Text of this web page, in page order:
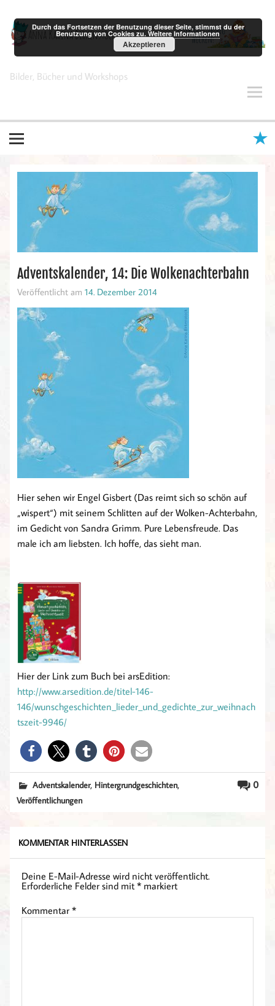
springen
Anna Karina Birkenstock
Bilder, Bücher und Workshops
Adventskalender, 14: Die Wolkenachterbahn
Veröffentlicht am 14. Dezember 2014
Hier sehen wir Engel Gisbert (Das reimt sich so schön auf
„wispert“) mit seinem Schlitten auf der Wolken-Achterbahn,
im Gedicht von Sandra Grimm. Pure Lebensfreude. Das
male ich am liebsten. Ich hoffe, das sieht man.
Hier der Link zum Buch bei arsEdition:
http://www.arsedition.de/titel-146-
146/wunschgeschichten_lieder_und_gedichte_zur_weihnach
tszeit-9946/
0
Adventskalender, Hintergrundgeschichten,
Veröffentlichungen
KOMMENTAR HINTERLASSEN
Deine E-Mail-Adresse wird nicht veröffentlicht.
Erforderliche Felder sind mit* markiert
Kommentar*
Durch das Fortsetzen der Benutzung dieser Seite, stimmst du der
Benutzung von Cookies zu.Weitere Informationen
Akzeptieren